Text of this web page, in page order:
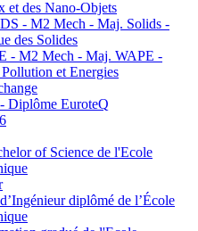
et des Nano-Objets
- M2 Mech - Maj. Solids -
des Solides
- M2 Mech - Maj. WAPE -
et Energies
Diplôme EuroteQ
of Science de l'Ecole
diplômé de l’École